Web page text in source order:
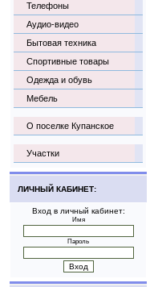
Телефоны
Аудио-видео
Бытовая техника
Спортивные товары
Одежда и обувь
Мебель
О поселке Купанское
Участки
ЛИЧНЫЙ КАБИНЕТ:
Вход в личный кабинет:
Имя
Пароль